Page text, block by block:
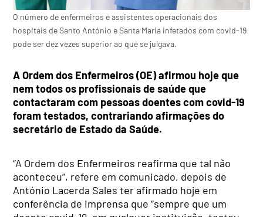
O número de enfermeiros e assistentes operacionais dos
hospitais de Santo António e Santa Maria infetados com covid-19
pode ser dez vezes superior ao que se julgava.
A Ordem dos Enfermeiros (OE) afirmou hoje que
nem todos os profissionais de saúde que
contactaram com pessoas doentes com covid-19
foram testados, contrariando afirmações do
secretário de Estado da Saúde.
“A Ordem dos Enfermeiros reafirma que tal não
aconteceu”, refere em comunicado, depois de
António Lacerda Sales ter afirmado hoje em
conferência de imprensa que “sempre que um